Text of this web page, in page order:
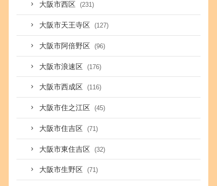
大阪市西区 (231)
大阪市天王寺区 (127)
大阪市阿倍野区 (96)
大阪市浪速区 (176)
大阪市西成区 (116)
大阪市住之江区 (45)
大阪市住吉区 (71)
大阪市東住吉区 (32)
大阪市生野区 (71)